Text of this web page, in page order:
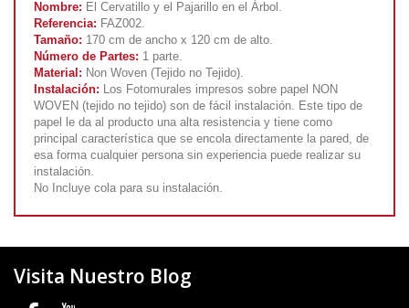
Nombre: El Cervatillo y el Pajarillo en el Árbol.
Referencia: FAZ002.
Tamaño: 170 cm de ancho x 120 cm de alto.
Número de Partes: 1 parte.
Material: Non Woven (Tejido no Tejido).
Instalación: Los Fotomurales impresos sobre papel NON
WOVEN (tejido no tejido) son de fácil instalación. Este tipo de
papel le da al producto una alta resistencia y tiene como
principal característica que se encola directamente la pared, de
esa forma cualquier persona sin experiencia puede realizar su
instalación.
No Incluye cola para su instalación.
Visita Nuestro Blog